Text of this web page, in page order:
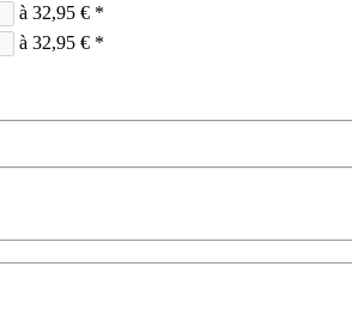
à 32,95 € *
à 32,95 € *